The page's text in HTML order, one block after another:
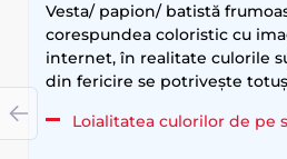
Vesta/ papion/ batistă
corespundea coloristic cu
internet, în realitate culorile
din fericire se potrivește
Loialitatea culorilor de pe